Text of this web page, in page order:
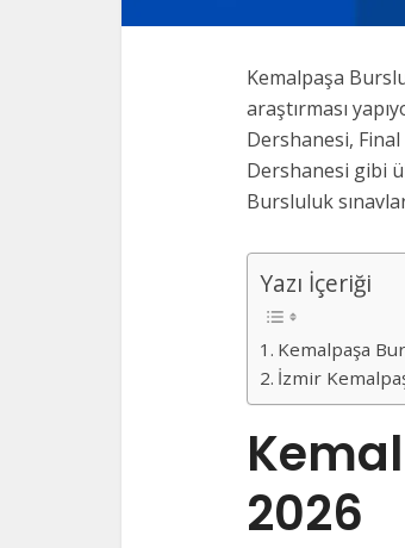
Kemalpaşa
araştırması
Dershanesi,
Dershanesi gibi
Bursluluk
Yazı İçeriği
Kemalpaşa
İzmir
2026